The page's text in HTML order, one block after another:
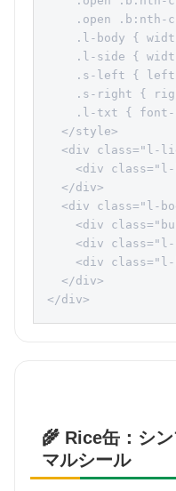
.open .b:nth-
.l-body {
.l-side {
.s-left {
.s-right {
.l-txt {
  </style>
<div class="l-
<div
  </div>
<div class="l-
<div
<div
<div
  </div>
</div>
🌾 Rice缶：シ
マルシール